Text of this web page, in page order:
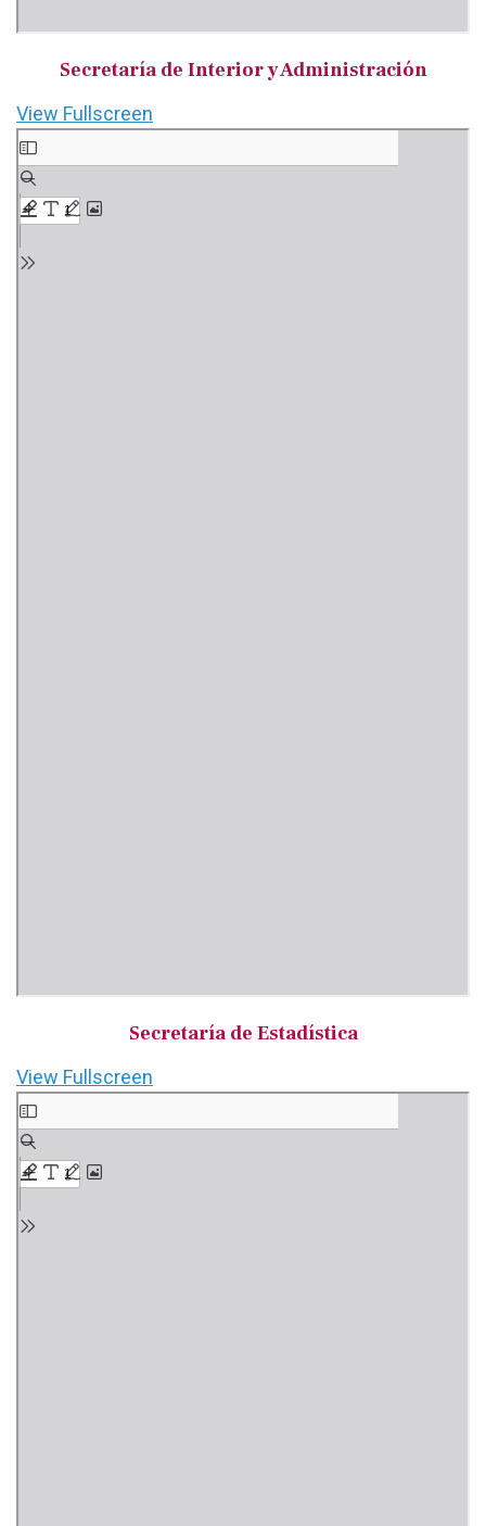
Secretaría de Interior y Administración
View Fullscreen
Saltar
al
contenido
del
PDF
Secretaría de Estadística
View Fullscreen
Saltar
al
contenido
del
PDF